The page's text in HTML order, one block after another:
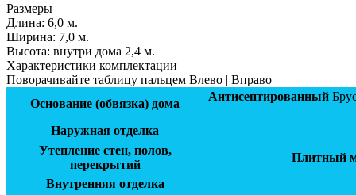
Размеры
Длина: 6,0 м.
Ширинa: 7,0 м.
Высота: внутри дома 2,4 м.
Характеристики комплектации
Поворачивайте таблицу пальцем Влево | Вправо
Основание (обвязка) дома
Антисептированный
Наружная отделка
Утепление стен, полов,
перекрытий
Плитный
Внутренняя отделка